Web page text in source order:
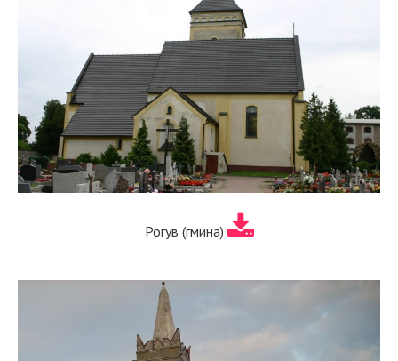
Рогув (гмина)